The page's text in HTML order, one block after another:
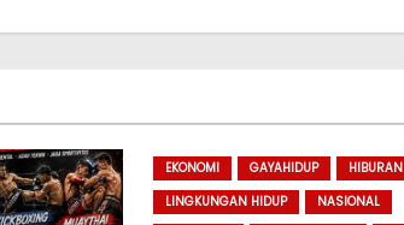
EKONOMI GAYAHIDUP
HIBURAN
LINGKUNGAN HIDUP
NASIONAL